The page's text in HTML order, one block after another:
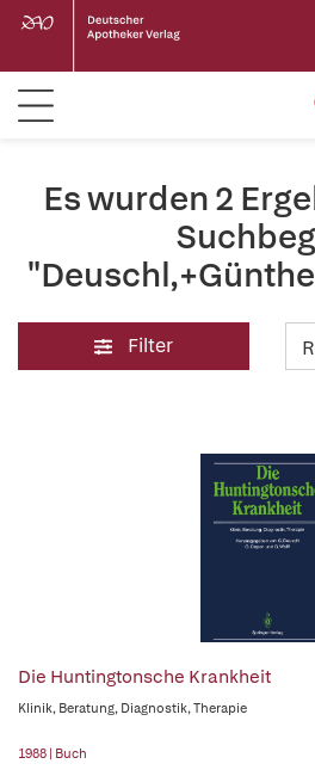
Es wurden 2
Filter
Die Huntingtonsche Krankheit
Klinik, Beratung, Diagnostik, Therapie
1988 | Buch